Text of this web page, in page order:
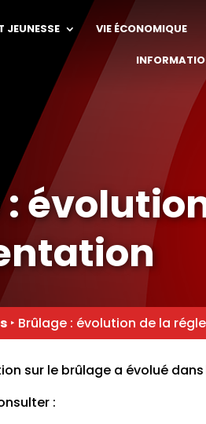
JEUNESSE VIE ÉCONOMIQUE
‣ Brûlage : évolution de la
sur le brûlage a évolué
: